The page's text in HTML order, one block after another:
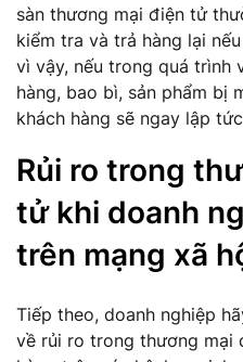
sàn thương mại điện tử
kiểm tra và trả hàng lại
vì vậy, nếu trong quá trình
hàng, bao bì, sản phẩm bị
khách hàng sẽ ngay lập
Rủi ro trong
tử khi doanh
trên mạng xã
Tiếp theo, doanh nghiệp
về rủi ro trong thương mại